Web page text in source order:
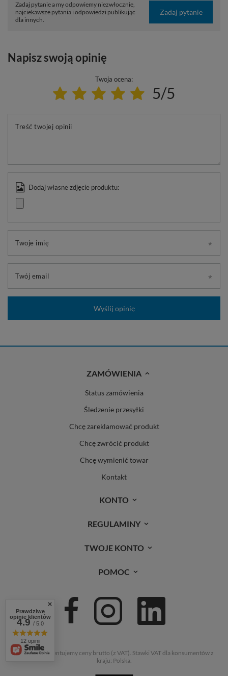
Zadaj pytanie a my odpowiemy niezwłocznie,
najciekawsze pytania i odpowiedzi publikując
dla innych.
Zadaj pytanie
Napisz swoją opinię
Twoja ocena:
5/5
Treść twojej opinii
Dodaj własne zdjęcie produktu:
Twoje imię
Twój email
Wyślij opinię
ZAMÓWIENIA
Status zamówienia
Śledzenie przesyłki
Chcę zareklamować produkt
Chcę zwrócić produkt
Chcę wymienić towar
Kontakt
KONTO
REGULAMINY
TWOJE KONTO
POMOC
W sklepie prezentujemy ceny brutto (z VAT). Stawki VAT dla konsumentów z
kraju: Polska.
Prawdziwe
opinie klientów
4.9/ 5.0
12 opinii